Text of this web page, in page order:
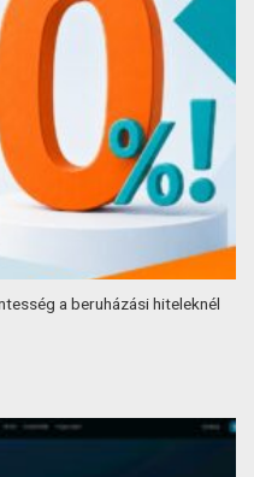
a beruházási hiteleknél